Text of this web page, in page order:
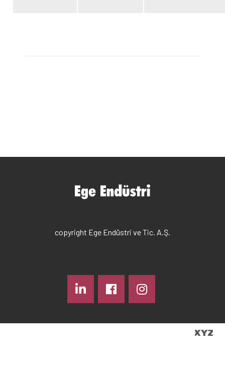
copyright Ege Endüstri ve Tic. A.Ş.